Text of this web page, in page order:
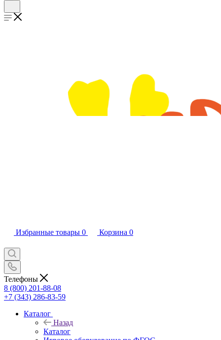
Избранные товары 0 Корзина 0
Телефоны
8 (800) 201-88-08
+7 (343) 286-83-59
Каталог
Назад
Каталог